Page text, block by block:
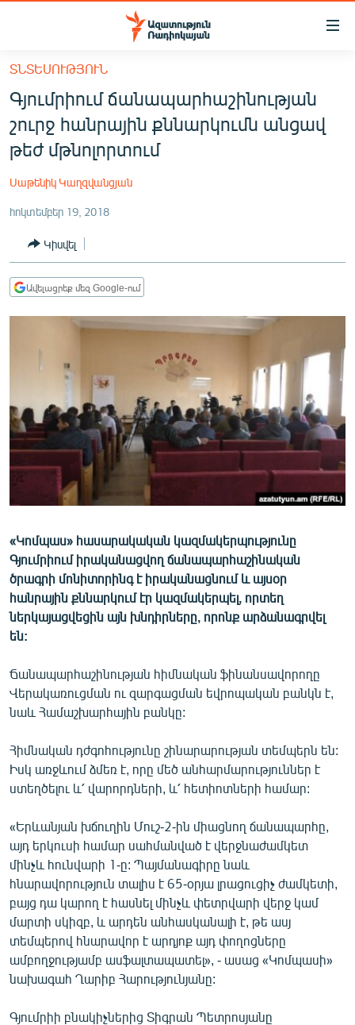
Մատչելիության
հիմնական
բովանդակությանը
հիմնական
մենյուին
ՀԱՅԱՍՏԱՆ
ՔԱՂԱՔԱԿԱՆ
ՏՆՏԵՍՈՒԹՅՈՒՆ
ՂԱՐԱԲԱՂ
ՄԻՋԱԶԳԱՅԻՆ
ՍՊՈՐՏ
ՄԵԿՆԱԲԱՆՈՒԹՅՈՒՆ
ՏՏ ԵՒ ԻՆՏԵՐՆԵՏ
ԱՐԽԻՎ
ՏԵՍԱՆՅՈՒԹԵՐ
ԲԱՆԱՎԵՃ
ՁԳՏԵԼՈՎ ԼԱՎԱԳՈՒՅՆԻՆ
Հայերեն
Русский
ՀԵՏԵՎԵՔ ՄԵԶ
«Ազատության» բոլոր կայքերը
ՏՆՏԵՍՈՒԹՅՈՒՆ
Գյումրիում ճանապարհաշինության
շուրջ հանրային քննարկումն անցավ
թեժ մթնոլորտում
Սաթենիկ Կաղզվանցյան
հոկտեմբեր 19, 2018
Կիսվել
Ավելացրեք մեզ Google-ում
«Կոմպաս» հասարակական կազմակերպությունը
Գյումրիում իրականացվող ճանապարհաշինական
ծրագրի մոնիտորինգ է իրականացնում և այսօր
հանրային քննարկում էր կազմակերպել, որտեղ
ներկայացվեցին այն խնդիրները, որոնք արձանագրվել
են:
Ճանապարհաշինության հիմնական ֆինանսավորողը
Վերակառուցման ու զարգացման եվրոպական բանկն է,
նաև Համաշխարհային բանկը:
Հիմնական դժգոհությունը շինարարության տեմպերն են:
Իսկ առջևում ձմեռ է, որը մեծ անհարմարություններ է
ստեղծելու և՛ վարորդների, և՛ հետիոտների համար:
«Երևանյան խճուղին Մուշ-2-ին միացնող ճանապարհը,
այդ երկուսի համար սահմանված է վերջնաժամկետ
մինչև հունվարի 1-ը: Պայմանագիրը նաև
հնարավորություն տալիս է 65-օրյա լրացուցիչ ժամկետի,
բայց դա կարող է հասնել մինչև փետրվարի վերջ կամ
մարտի սկիզբ, և արդեն անհասկանալի է, թե ասյ
տեմպերով հնարավոր է արդյոք այդ փողոցները
ամբողջությամբ ասֆալտապատել», - ասաց «Կոմպասի»
նախագահ Ղարիբ Հարությունյանը:
Գյումրիի բնակիչներից Տիգրան Պետրոսյանը